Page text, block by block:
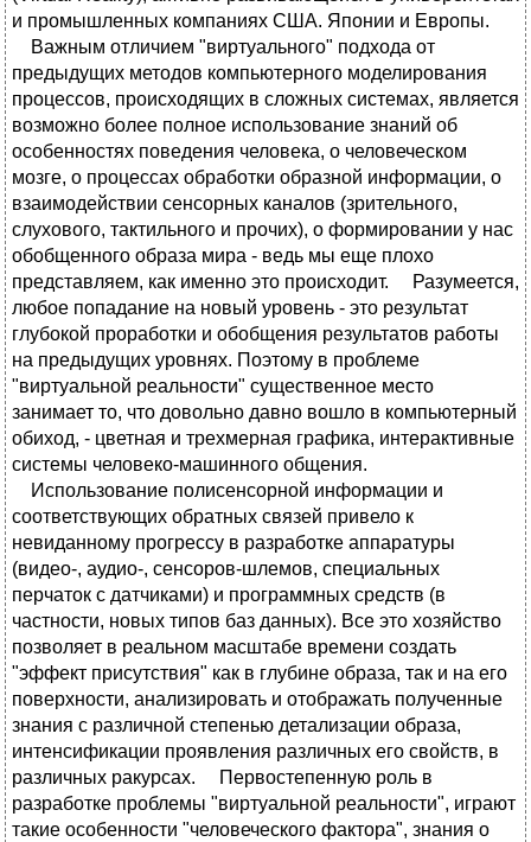
и промышленных компаниях США. Японии и Европы.
Важным отличием "виртуального" подхода от
предыдущих методов компьютерного моделирования
процессов, происходящих в сложных системах, является
возможно более полное использование знаний об
особенностях поведения человека, о человеческом
мозге, о процессах обработки образной информации, о
взаимодействии сенсорных каналов (зрительного,
слухового, тактильного и прочих), о формировании у нас
обобщенного образа мира - ведь мы еще плохо
представляем, как именно это происходит. Разумеется,
любое попадание на новый уровень - это результат
глубокой проработки и обобщения результатов работы
на предыдущих уровнях. Поэтому в проблеме
"виртуальной реальности" существенное место
занимает то, что довольно давно вошло в компьютерный
обиход, - цветная и трехмерная графика, интерактивные
системы человеко-машинного общения.
Использование полисенсорной информации и
соответствующих обратных связей привело к
невиданному прогрессу в разработке аппаратуры
(видео-, аудио-, сенсоров-шлемов, специальных
перчаток с датчиками) и программных средств (в
частности, новых типов баз данных). Все это хозяйство
позволяет в реальном масштабе времени создать
"эффект присутствия" как в глубине образа, так и на его
поверхности, анализировать и отображать полученные
знания с различной степенью детализации образа,
интенсификации проявления различных его свойств, в
различных ракурсах. Первостепенную роль в
разработке проблемы "виртуальной реальности", играют
такие особенности "человеческого фактора", знания о